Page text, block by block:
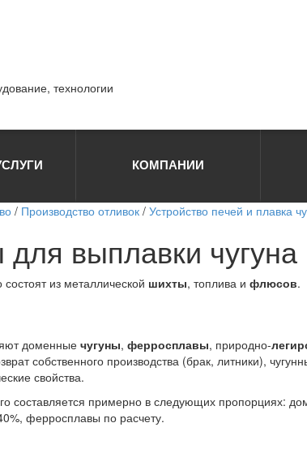
технологии
КОМПАНИИ
/ Производство отливок / Устройство печей и плавка
выплавки чугуна
из металлической шихты, топлива и флюсов.
доменныечугуны, ферросплавы, природно-
собственного производства (брак, литники),
свойства.
составляется примерно в следующих пропорциях:
ферросплавы по расчету.